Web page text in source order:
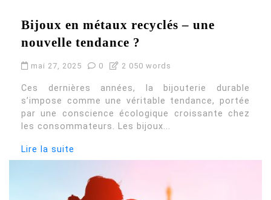
Bijoux en métaux recyclés – une
nouvelle tendance ?
mai 27, 2025 0 2 050 words
Ces dernières années, la bijouterie durable
s’impose comme une véritable tendance, portée
par une conscience écologique croissante chez
les consommateurs. Les bijoux...
Lire la suite